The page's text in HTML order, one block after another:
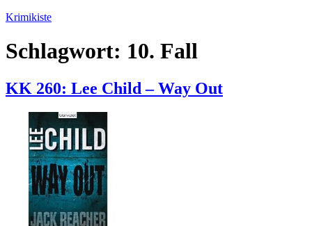
Zum
springen
Krimikiste
Schlagwort: 10. Fall
KK 260: Lee Child – Way Out